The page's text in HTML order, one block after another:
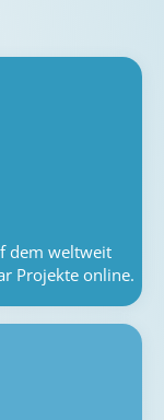
dem weltweit
Projekte online.